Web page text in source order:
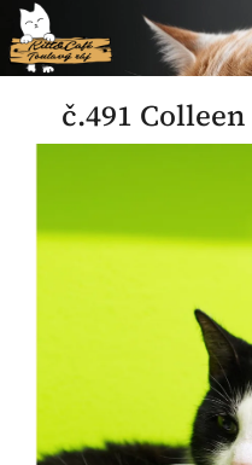
Přejít
na
obsah
č.491 Colleen